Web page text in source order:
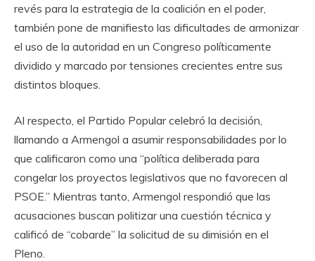
revés para la estrategia de la coalición en el poder,
también pone de manifiesto las dificultades de armonizar
el uso de la autoridad en un Congreso políticamente
dividido y marcado por tensiones crecientes entre sus
distintos bloques.
Al respecto, el Partido Popular celebró la decisión,
llamando a Armengol a asumir responsabilidades por lo
que calificaron como una “política deliberada para
congelar los proyectos legislativos que no favorecen al
PSOE.” Mientras tanto, Armengol respondió que las
acusaciones buscan politizar una cuestión técnica y
calificó de “cobarde” la solicitud de su dimisión en el
Pleno.